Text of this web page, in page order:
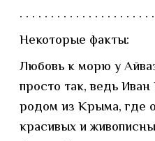
. . . . . . . . . . . . . . . . . . . . .
Некоторые факты:
Любовь к морю у
просто так, ведь
родом из Крыма, где
красивых и